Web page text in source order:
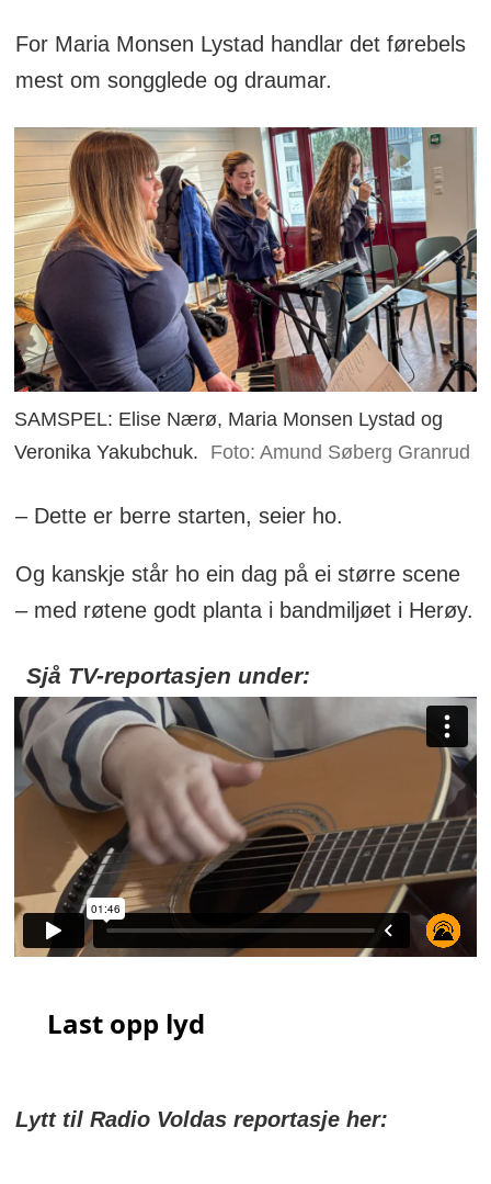
For Maria Monsen Lystad handlar det førebels
mest om songglede og draumar.
SAMSPEL: Elise Nærø, Maria Monsen Lystad og
Veronika Yakubchuk.
Foto: Amund Søberg Granrud
– Dette er berre starten, seier ho.
Og kanskje står ho ein dag på ei større scene
– med røtene godt planta i bandmiljøet i Herøy.
Sjå TV-reportasjen under:
Lytt til Radio Voldas reportasje her: